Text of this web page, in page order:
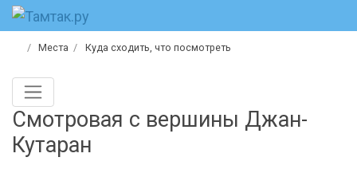
Места Куда сходить, что посмотреть
Смотровая с вершины Джан-
Кутаран